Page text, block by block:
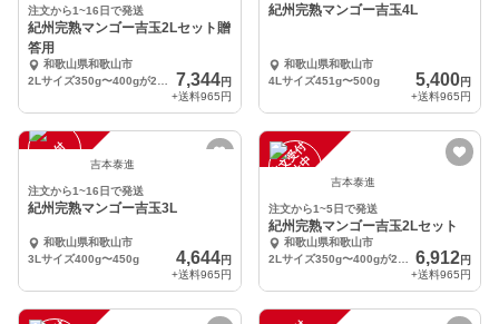
注文から1~16日で発送
紀州完熟マンゴー吉玉2Lセット贈
答用
和歌山県和歌山市
7,344円
+送料965円
紀州完熟マンゴー吉玉4L
和歌山県和歌山市
4Lサイズ451g〜500g
5,400円
+送料965円
注
文
受
付
停
止 吉本泰進
注文から1~16日で発送
紀州完熟マンゴー吉玉3L
和歌山県和歌山市
3Lサイズ400g〜450g
4,644円
+送料965円
注
文
受
付
停
止
中 吉本泰進
注文から1~5日で発送
紀州完熟マンゴー吉玉2Lセット
和歌山県和歌山市
6,912円
+送料965円